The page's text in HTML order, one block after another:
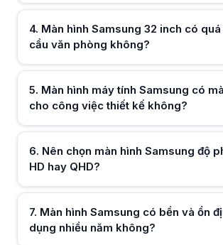
4. Màn hình Samsung 32 inch có
cầu văn phòng không?
5. Màn hình máy tính Samsung có
cho công việc thiết kế không?
6. Nên chọn màn hình Samsung độ
HD hay QHD?
7. Màn hình Samsung có bền và ổn
dụng nhiều năm không?